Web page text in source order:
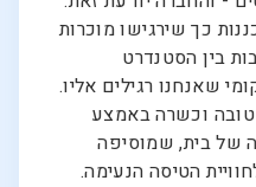
כך שירגישו מוכרות
בין הסטנדרט
שאנחנו רגילים אליו.
טובה וכשרה באמצע
של בית, שמוסיפה
הטיסה הנעימה.